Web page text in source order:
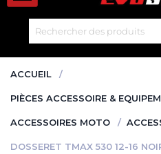
ACCUEIL
PIÈCES ACCESSOIRE &
ACCESSOIRES MOTO
DOSSERET TMAX 530 12-16